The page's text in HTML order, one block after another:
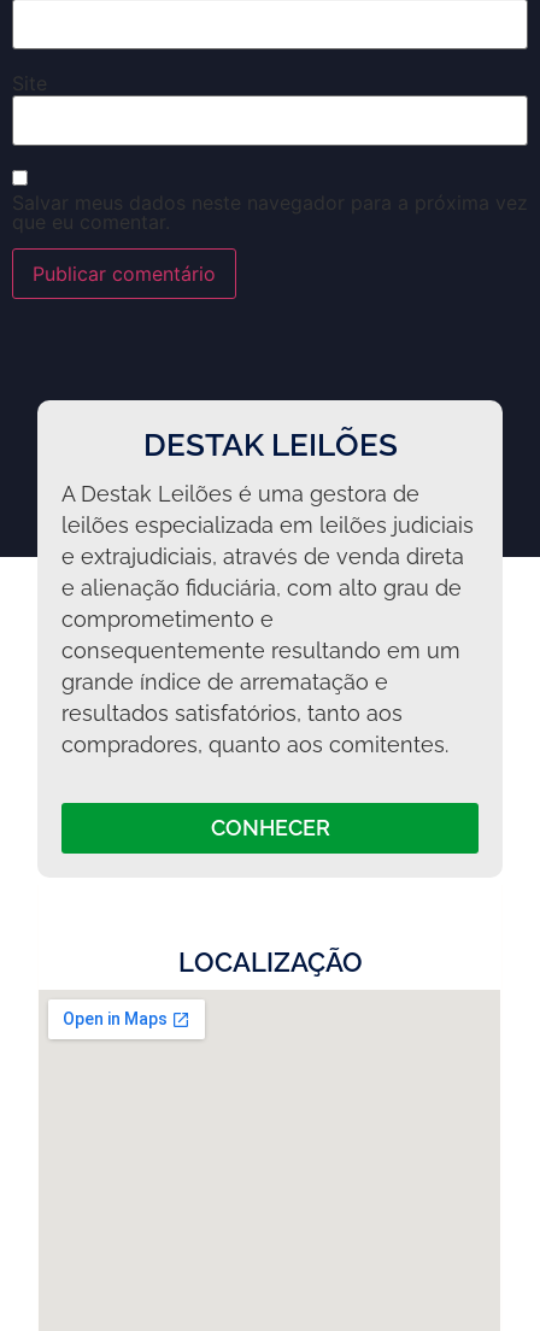
Site
Salvar meus dados neste navegador para a próxima vez
que eu comentar.
DESTAK LEILÕES
A Destak Leilões é uma gestora de
leilões especializada em leilões judiciais
e extrajudiciais, através de venda direta
e alienação fiduciária, com alto grau de
comprometimento e
consequentemente resultando em um
grande índice de arrematação e
resultados satisfatórios, tanto aos
compradores, quanto aos comitentes.
CONHECER
LOCALIZAÇÃO